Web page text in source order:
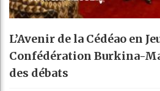
L’Avenir de la Cédéao en
Confédération Burkina-
des débats